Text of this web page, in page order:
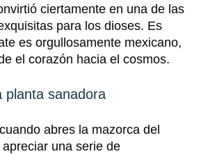
ciertamente en una de las
para los dioses. Es
es orgullosamente mexicano,
el corazón hacia el cosmos.
planta sanadora
abres la mazorca del
una serie de